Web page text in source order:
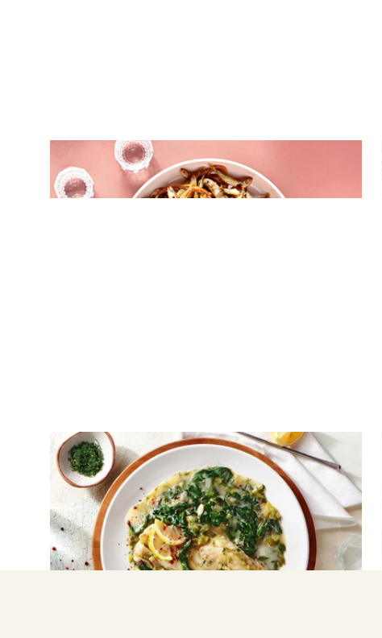
Μαριδάκι τηγανητό με γλυκά κρεμμύδια
Ψάρι φρικασέ
ΨΑΡΙΑ